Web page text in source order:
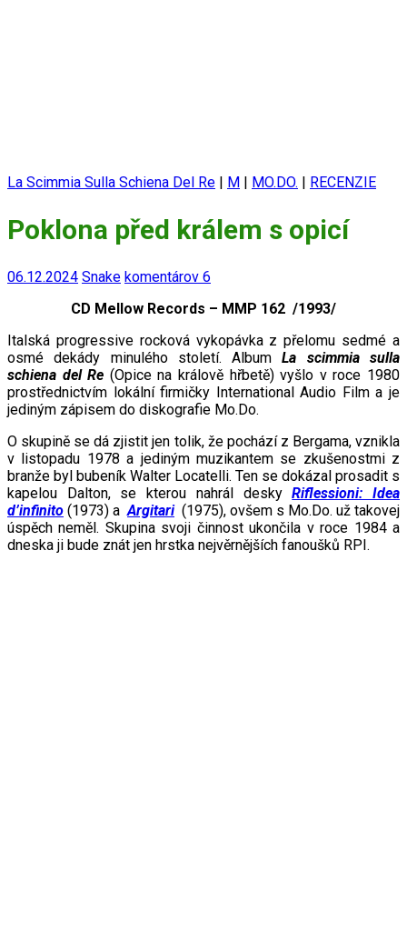
La Scimmia Sulla Schiena Del Re | M | MO.DO. | RECENZIE
Poklona před králem s opicí
06.12.2024 Snake komentárov 6
CD Mellow Records – MMP 162 /1993/
Italská progressive rocková vykopávka z přelomu sedmé a
osmé dekády minulého století. AlbumLa scimmia sulla
schiena del Re (Opice na králově hřbetě) vyšlo v roce 1980
prostřednictvím lokální firmičky International Audio Film a je
jediným zápisem do diskografie Mo.Do.
O skupině se dá zjistit jen tolik, že pochází z Bergama, vznikla
v listopadu 1978 a jediným muzikantem se zkušenostmi z
branže byl bubeník Walter Locatelli. Ten se dokázal prosadit s
kapelou Dalton, se kterou nahrál deskyRiflessioni: Idea
d’infinito (1973) a Argitari(1975), ovšem s Mo.Do. už takovej
úspěch neměl. Skupina svoji činnost ukončila v roce 1984 a
dneska ji bude znát jen hrstka nejvěrnějších fanoušků RPI.